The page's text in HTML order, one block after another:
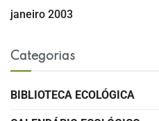
janeiro 2003
Categorias
BIBLIOTECA ECOLÓGICA